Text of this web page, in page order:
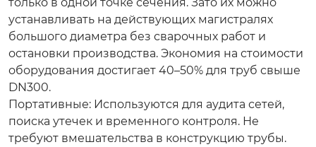
устанавливать на действующих магистралях
большого диаметра без сварочных работ и
остановки производства. Экономия на стоимости
оборудования достигает 40–50% для труб свыше
DN300.
Портативные: Используются для аудита сетей,
поиска утечек и временного контроля. Не
требуют вмешательства в конструкцию трубы.